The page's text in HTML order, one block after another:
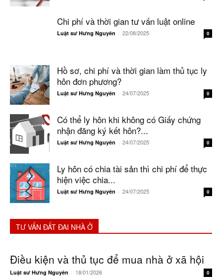
Chi phí và thời gian tư vấn luật online
Luật sư Hưng Nguyên - 22/08/2025 0
Hồ sơ, chi phí và thời gian làm thủ tục ly
hôn đơn phương?
Luật sư Hưng Nguyên - 24/07/2025 0
Có thể ly hôn khi không có Giấy chứng
nhận đăng ký kết hôn?...
Luật sư Hưng Nguyên - 24/07/2025 0
Ly hôn có chia tài sản thì chi phí để thực
hiện việc chia...
Luật sư Hưng Nguyên - 24/07/2025 0
TƯ VẤN ĐẤT ĐAI NHÀ Ở
Điều kiện và thủ tục để mua nhà ở xã hội
Luật sư Hưng Nguyên - 18/01/2026 0